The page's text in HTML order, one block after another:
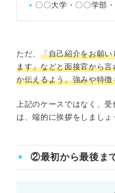
〇〇大学・〇〇学部
ただ、 「自己紹介をお願
ます」などと面接官から
か伝えるよう、強みや特
上記のケースではなく、
は、端的に挨拶をしましょ
②最初から最後ま